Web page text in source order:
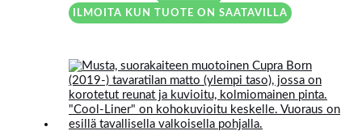
ILMOITA KUN TUOTE ON SAATAVILLA